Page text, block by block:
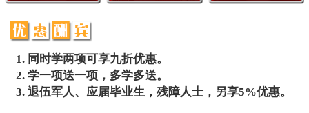
同时学两项可享九折优惠。
学一项送一项，多学多送。
退伍军人、应届毕业生，残障人士，另享5%优惠。